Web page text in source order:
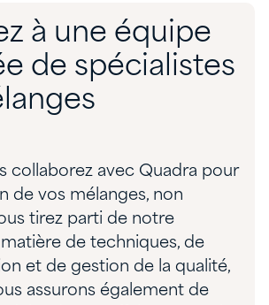
à une équipe
de spécialistes
collaborez avec Quadra pour
de vos mélanges, non
tirez parti de notre
de techniques, de
et de gestion de la qualité,
assurons également de